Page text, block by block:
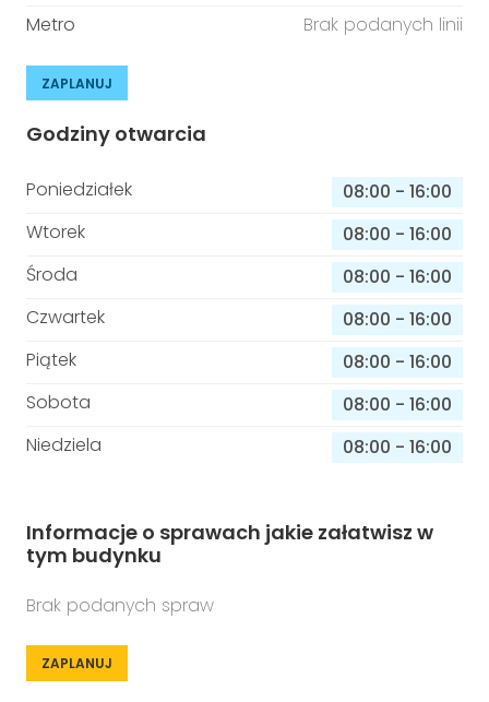
Metro
Brak podanych linii
ZAPLANUJ
Godziny otwarcia
Poniedziałek 08:00 - 16:00
Wtorek
08:00 - 16:00
Środa
08:00 - 16:00
Czwartek
08:00 - 16:00
Piątek
08:00 - 16:00
Sobota
08:00 - 16:00
Niedziela
08:00 - 16:00
Informacje o sprawach jakie załatwisz w
tym budynku
Brak podanych spraw
ZAPLANUJ